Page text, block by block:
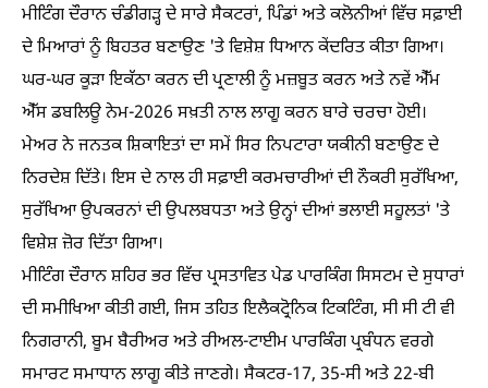
ਮੀਟਿੰਗ ਦੌਰਾਨ ਚੰਡੀਗੜ੍ਹ ਦੇ ਸਾਰੇ ਸੈਕਟਰਾਂ, ਪਿੰਡਾਂ ਅਤੇ ਕਲੋਨੀਆਂ ਵਿੱਚ ਸਫ਼ਾਈ
ਦੇ ਮਿਆਰਾਂ ਨੂੰ ਬਿਹਤਰ ਬਣਾਉਣ 'ਤੇ ਵਿਸ਼ੇਸ਼ ਧਿਆਨ ਕੇਂਦਰਿਤ ਕੀਤਾ ਗਿਆ।
ਘਰ-ਘਰ ਕੂੜਾ ਇਕੱਠਾ ਕਰਨ ਦੀ ਪ੍ਰਣਾਲੀ ਨੂੰ ਮਜ਼ਬੂਤ ਕਰਨ ਅਤੇ ਨਵੇਂ ਐੱਮ
ਐੱਸ ਡਬਲਿਊ ਨੇਮ-2026 ਸਖ਼ਤੀ ਨਾਲ ਲਾਗੂ ਕਰਨ ਬਾਰੇ ਚਰਚਾ ਹੋਈ।
ਮੇਅਰ ਨੇ ਜਨਤਕ ਸ਼ਿਕਾਇਤਾਂ ਦਾ ਸਮੇਂ ਸਿਰ ਨਿਪਟਾਰਾ ਯਕੀਨੀ ਬਣਾਉਣ ਦੇ
ਨਿਰਦੇਸ਼ ਦਿੱਤੇ। ਇਸ ਦੇ ਨਾਲ ਹੀ ਸਫ਼ਾਈ ਕਰਮਚਾਰੀਆਂ ਦੀ ਨੌਕਰੀ ਸੁਰੱਖਿਆ,
ਸੁਰੱਖਿਆ ਉਪਕਰਨਾਂ ਦੀ ਉਪਲਬਧਤਾ ਅਤੇ ਉਨ੍ਹਾਂ ਦੀਆਂ ਭਲਾਈ ਸਹੂਲਤਾਂ 'ਤੇ
ਵਿਸ਼ੇਸ਼ ਜ਼ੋਰ ਦਿੱਤਾ ਗਿਆ।
ਮੀਟਿੰਗ ਦੌਰਾਨ ਸ਼ਹਿਰ ਭਰ ਵਿੱਚ ਪ੍ਰਸਤਾਵਿਤ ਪੇਡ ਪਾਰਕਿੰਗ ਸਿਸਟਮ ਦੇ ਸੁਧਾਰਾਂ
ਦੀ ਸਮੀਖਿਆ ਕੀਤੀ ਗਈ, ਜਿਸ ਤਹਿਤ ਇਲੈਕਟ੍ਰੋਨਿਕ ਟਿਕਟਿੰਗ, ਸੀ ਸੀ ਟੀ ਵੀ
ਨਿਗਰਾਨੀ, ਬੂਮ ਬੈਰੀਅਰ ਅਤੇ ਰੀਅਲ-ਟਾਈਮ ਪਾਰਕਿੰਗ ਪ੍ਰਬੰਧਨ ਵਰਗੇ
ਸਮਾਰਟ ਸਮਾਧਾਨ ਲਾਗੂ ਕੀਤੇ ਜਾਣਗੇ। ਸੈਕਟਰ-17, 35-ਸੀ ਅਤੇ 22-ਬੀ